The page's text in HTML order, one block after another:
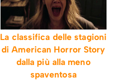
La classifica delle stagioni
di American Horror Story
dalla più alla meno
spaventosa